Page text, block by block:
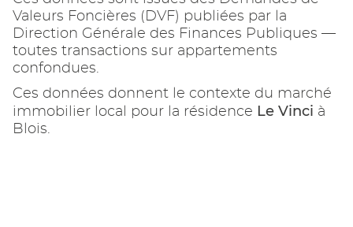
Valeurs Foncières (DVF) publiées par la
Direction Générale des Finances Publiques —
toutes transactions sur appartements
confondues.
Ces données donnent le contexte du marché
immobilier local pour la résidence Le Vinci à
Blois.